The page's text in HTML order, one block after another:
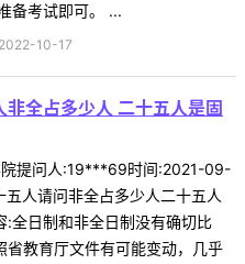
备考试即可。 ...
10-17
全占多少人 二十五人是固
院提问人:19***69时间:2021-09-
人请问非全占多少人二十五人
:全日制和非全日制没有确切比
教育厅文件有可能变动，几乎